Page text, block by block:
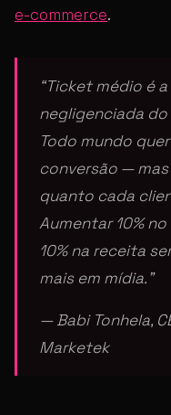
e-commerce.
“Ticket médio é
negligenciada
Todo mundo
conversão —
quanto cada
Aumentar 10%
10% na receita
mais em mídia.”
— Babi Tonhela,
Marketek